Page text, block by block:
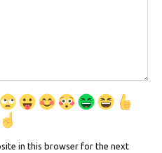
in this browser for the next